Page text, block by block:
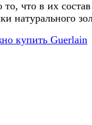
что в их состав
натурального
купить Guerlain